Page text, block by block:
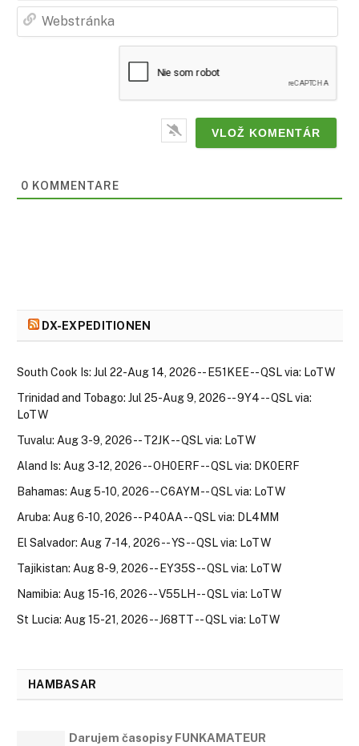
0 KOMMENTARE
DX-EXPEDITIONEN
South Cook Is: Jul 22-Aug 14, 2026 -- E51KEE -- QSL via: LoTW
Trinidad and Tobago: Jul 25-Aug 9, 2026 -- 9Y4 -- QSL via:
LoTW
Tuvalu: Aug 3-9, 2026 -- T2JK -- QSL via: LoTW
Aland Is: Aug 3-12, 2026 -- OH0ERF -- QSL via: DK0ERF
Bahamas: Aug 5-10, 2026 -- C6AYM -- QSL via: LoTW
Aruba: Aug 6-10, 2026 -- P40AA -- QSL via: DL4MM
El Salvador: Aug 7-14, 2026 -- YS -- QSL via: LoTW
Tajikistan: Aug 8-9, 2026 -- EY35S -- QSL via: LoTW
Namibia: Aug 15-16, 2026 -- V55LH -- QSL via: LoTW
St Lucia: Aug 15-21, 2026 -- J68TT -- QSL via: LoTW
HAMBASAR
Darujem časopisy FUNKAMATEUR